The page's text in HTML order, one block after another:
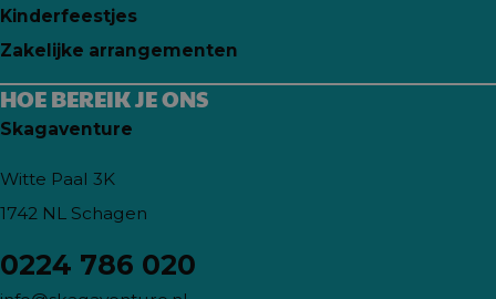
Kinderfeestjes
Zakelijke arrangementen
HOE BEREIK JE ONS
Skagaventure
Witte Paal 3K
1742 NL Schagen
0224 786 020